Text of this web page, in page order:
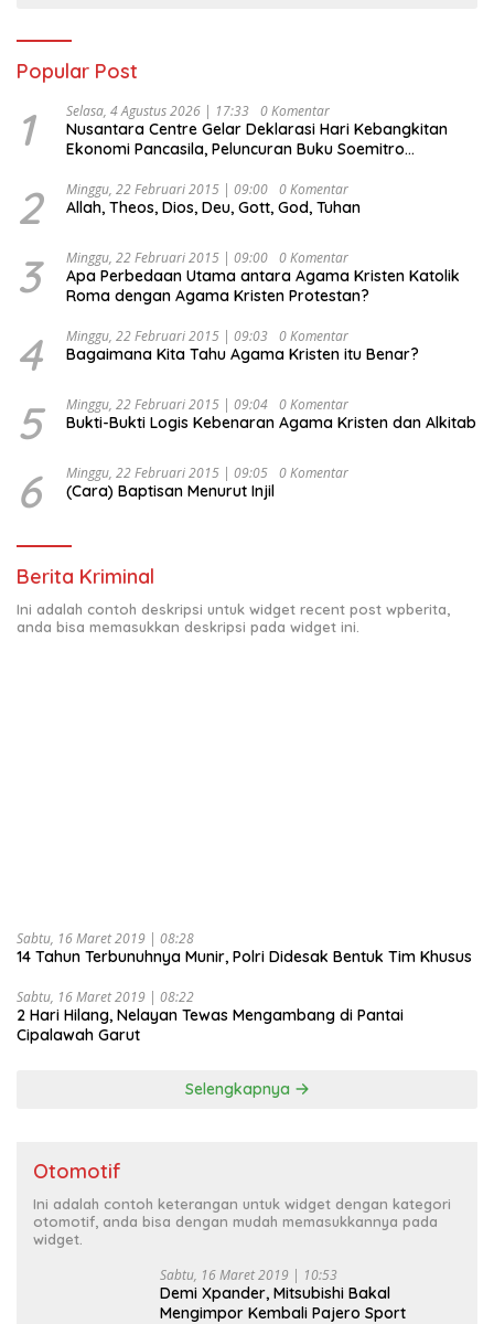
Popular Post
1 Selasa, 4 Agustus 2026 | 17:33 0 Komentar
Nusantara Centre Gelar Deklarasi Hari Kebangkitan
Ekonomi Pancasila, Peluncuran Buku Soemitro
Ekonomi Politik Indonesia) & Simposium Nasional
“Urgensi Undang-Undang Perekonomian Nasional dan
Indonesia Emas 2045”,
2 Minggu, 22 Februari 2015 | 09:00 0 Komentar
Allah, Theos, Dios, Deu, Gott, God, Tuhan
3 Minggu, 22 Februari 2015 | 09:00 0 Komentar
Apa Perbedaan Utama antara Agama Kristen Katolik
Roma dengan Agama Kristen Protestan?
4 Minggu, 22 Februari 2015 | 09:03 0 Komentar
Bagaimana Kita Tahu Agama Kristen itu Benar?
5 Minggu, 22 Februari 2015 | 09:04 0 Komentar
Bukti-Bukti Logis Kebenaran Agama Kristen dan Alkitab
6 Minggu, 22 Februari 2015 | 09:05 0 Komentar
(Cara) Baptisan Menurut Injil
Berita Kriminal
Ini adalah contoh deskripsi untuk widget recent post wpberita,
anda bisa memasukkan deskripsi pada widget ini.
Sabtu, 16 Maret 2019 | 08:28
14 Tahun Terbunuhnya Munir, Polri Didesak Bentuk Tim Khusus
Sabtu, 16 Maret 2019 | 08:22
2 Hari Hilang, Nelayan Tewas Mengambang di Pantai
Cipalawah Garut
Selengkapnya
Otomotif
Ini adalah contoh keterangan untuk widget dengan kategori
otomotif, anda bisa dengan mudah memasukkannya pada
widget.
Sabtu, 16 Maret 2019 | 10:53
Demi Xpander, Mitsubishi Bakal
Mengimpor Kembali Pajero Sport